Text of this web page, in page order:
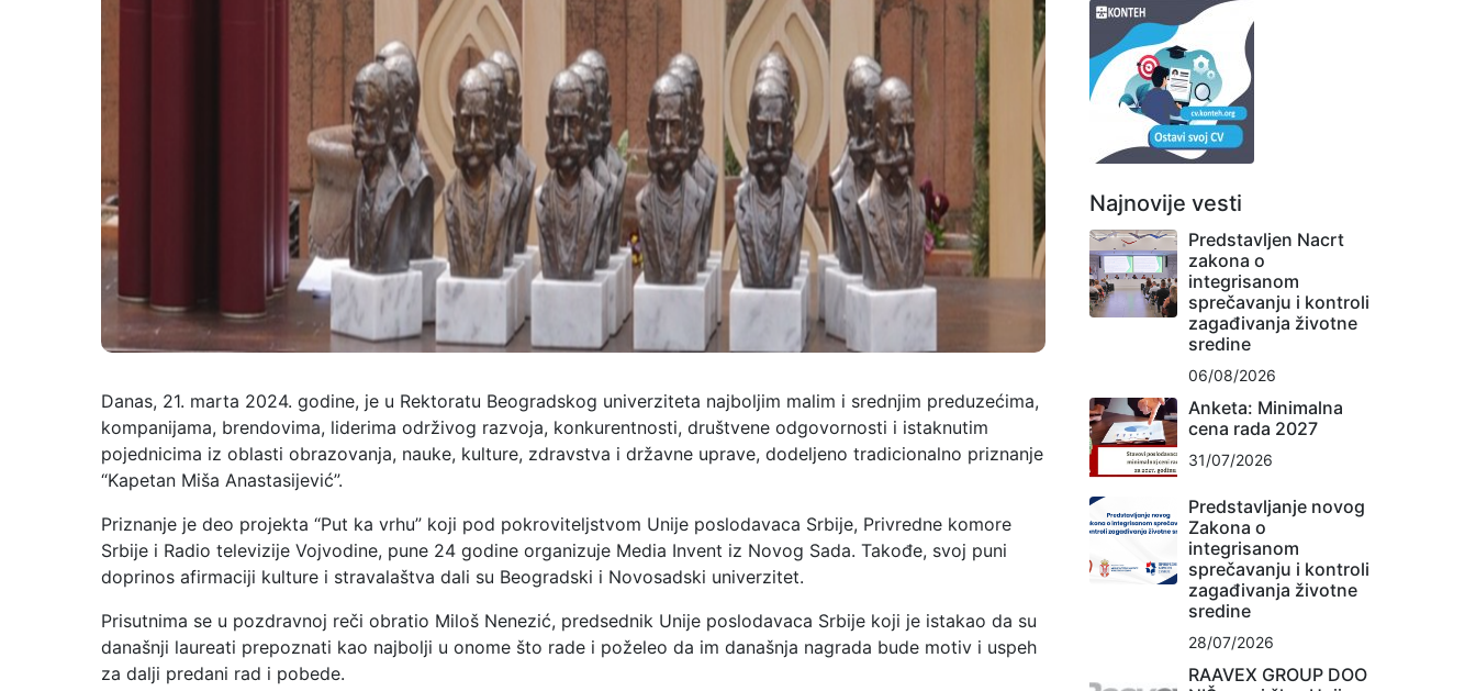
Danas, 21. marta 2024. godine, je u Rektoratu Beogradskog univerziteta najboljim malim i srednjim preduzećima,
kompanijama, brendovima, liderima održivog razvoja, konkurentnosti, društvene odgovornosti i istaknutim
pojednicima iz oblasti obrazovanja, nauke, kulture, zdravstva i državne uprave, dodeljeno tradicionalno priznanje
“Kapetan Miša Anastasijević”.
Priznanje je deo projekta “Put ka vrhu” koji pod pokroviteljstvom Unije poslodavaca Srbije, Privredne komore
Srbije i Radio televizije Vojvodine, pune 24 godine organizuje Media Invent iz Novog Sada. Takođe, svoj puni
doprinos afirmaciji kulture i stravalaštva dali su Beogradski i Novosadski univerzitet.
Prisutnima se u pozdravnoj reči obratio Miloš Nenezić, predsednik Unije poslodavaca Srbije koji je istakao da su
današnji laureati prepoznati kao najbolji u onome što rade i poželeo da im današnja nagrada bude motiv i uspeh
za dalji predani rad i pobede.
Najnovije vesti
Predstavljen Nacrt
zakona o
integrisanom
sprečavanju i kontroli
zagađivanja životne
sredine
06/08/2026
Anketa: Minimalna
cena rada 2027
31/07/2026
Predstavljanje novog
Zakona o
integrisanom
sprečavanju i kontroli
zagađivanja životne
sredine
28/07/2026
RAAVEX GROUP DOO